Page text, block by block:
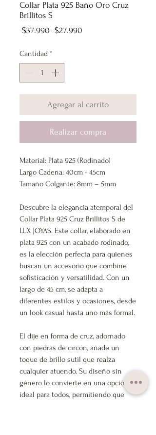
Collar Plata 925 Baño Oro Cruz
Brillitos S
$37.990 Precio
$27.990
Cantidad *
Agregar al carrito
Realizar compra
Material: Plata 925 (Rodinado)
Largo Cadena: 40cm - 45cm
Tamaño Colgante: 8mm – 5mm
Descubre la elegancia atemporal del
Collar Plata 925 Cruz Brillitos S de
LUX JOYAS. Este collar, elaborado en
plata 925 con un acabado rodinado,
es la elección perfecta para quienes
buscan un accesorio que combine
sofisticación y versatilidad. Con un
largo de 45 cm, se adapta a
diferentes estilos y ocasiones, desde
un look casual hasta uno más formal.
El dije en forma de cruz, adornado
con piedras de circón, añade un
toque de brillo sutil que realza
cualquier atuendo. Su diseño sin
género lo convierte en una opción
ideal para todos, permitiendo que